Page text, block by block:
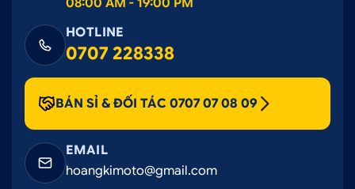
08:00 AM - 19:00 PM
HOTLINE
0707 228338
BÁN SỈ & ĐỐI TÁC 0707 07 08 09
EMAIL
hoangkimoto@gmail.com